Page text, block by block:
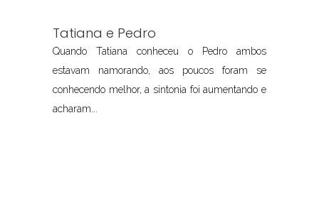
Tatiana e Pedro
Quando Tatiana conheceu o Pedro ambos
estavam namorando, aos poucos foram se
conhecendo melhor, a sintonia foi aumentando e
acharam...